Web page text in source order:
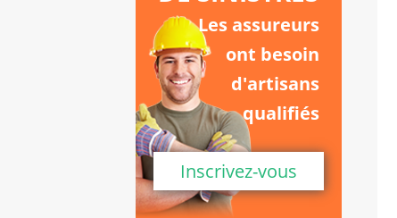
Les assureurs
ont besoin
d'artisans
qualifiés
Inscrivez-vous